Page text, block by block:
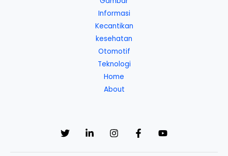
Informasi
Kecantikan
kesehatan
Otomotif
Teknologi
Home
About